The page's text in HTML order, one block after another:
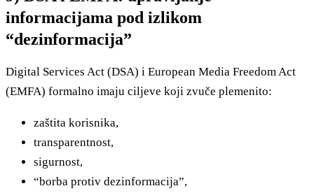
informacijama pod izlikom
“dezinformacija”
Digital Services Act (DSA) i European Media Freedom Act
(EMFA) formalno imaju ciljeve koji zvuče plemenito:
zaštita korisnika,
transparentnost,
sigurnost,
“borba protiv dezinformacija”,